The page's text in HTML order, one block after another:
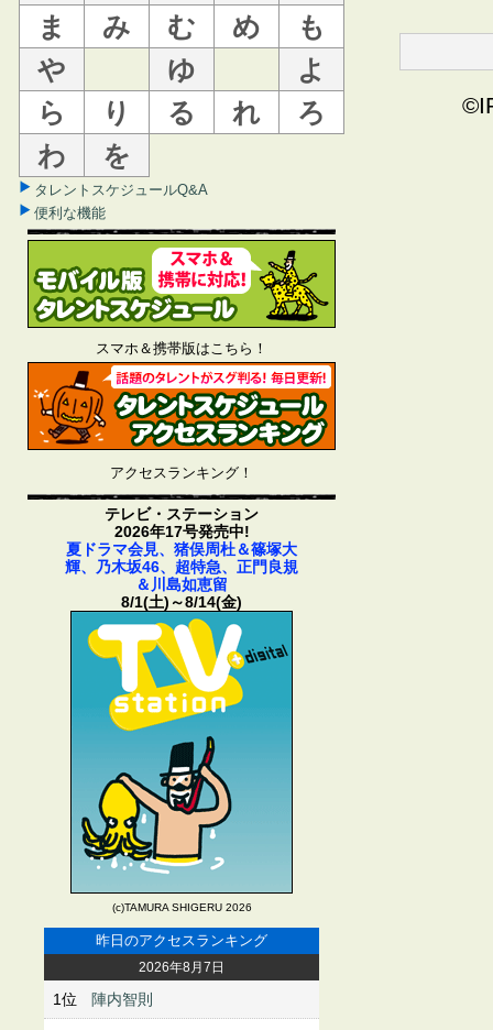
ま
み む め
も
や
ゆ
よ
ら
り る れ
ろ
わ
を
タレントスケジュールQ&A
便利な機能
スマホ＆携帯版はこちら！
アクセスランキング！
テレビ・ステーション
2026年17号発売中!
夏ドラマ会見、猪俣周杜＆篠塚大
輝、乃木坂46、超特急、正門良規
＆川島如恵留
8/1(土)～8/14(金)
(c)TAMURA SHIGERU 2026
昨日のアクセスランキング
2026年8月7日
1位 陣内智則